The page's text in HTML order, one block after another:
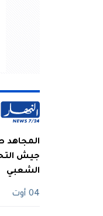
المجاهد
جيش
الشعبي
04 أوت